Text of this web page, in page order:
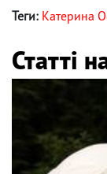
Теги: Катерина
Статті